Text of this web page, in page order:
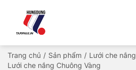
Trang chủ / Sản phẩm / Lưới che nắng
Lưới che nắng Chuông Vàng